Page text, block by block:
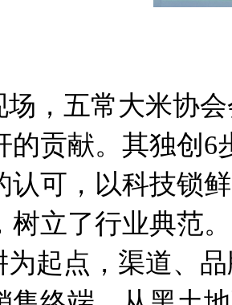
五常大米协会
的贡献。其独创
认可，以科技锁
树立了行业典范
点，渠道、品